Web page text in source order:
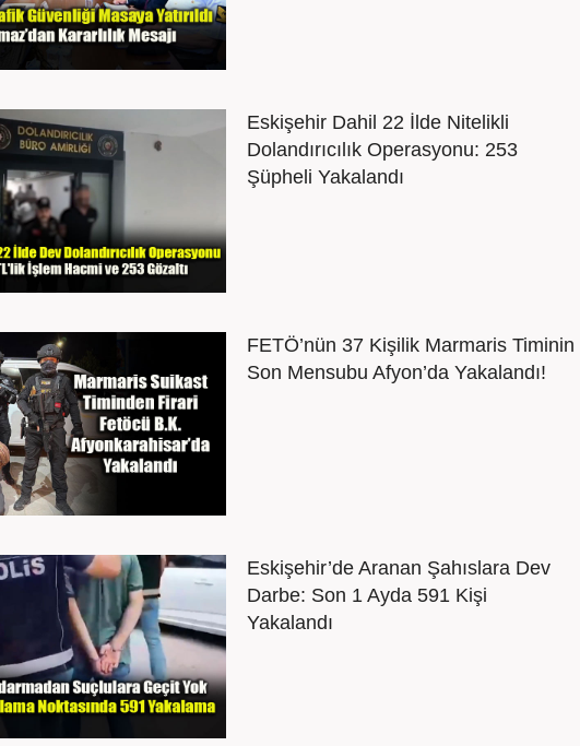
Eskişehir Dahil 22 İlde Nitelikli
Dolandırıcılık Operasyonu: 253
Şüpheli Yakalandı
FETÖ’nün 37 Kişilik Marmaris Timinin
Son Mensubu Afyon’da Yakalandı!
Eskişehir’de Aranan Şahıslara Dev
Darbe: Son 1 Ayda 591 Kişi
Yakalandı